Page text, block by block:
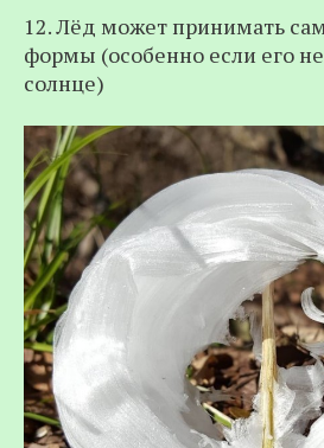
12. Лёд может принимать
формы (особенно если его
солнце)